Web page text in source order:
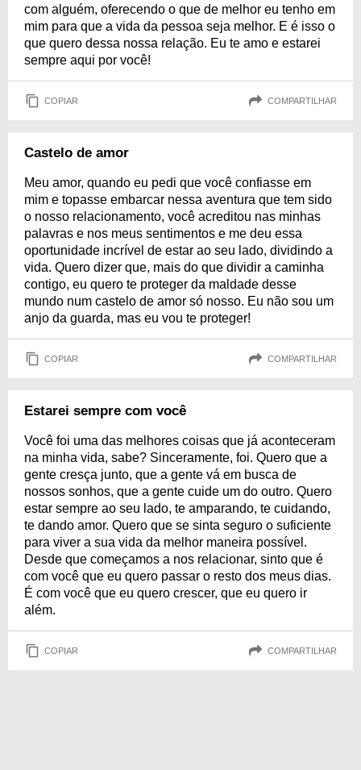
com alguém, oferecendo o que de melhor eu tenho em
mim para que a vida da pessoa seja melhor. E é isso o
que quero dessa nossa relação. Eu te amo e estarei
sempre aqui por você!
COPIAR COMPARTILHAR
Castelo de amor
Meu amor, quando eu pedi que você confiasse em
mim e topasse embarcar nessa aventura que tem sido
o nosso relacionamento, você acreditou nas minhas
palavras e nos meus sentimentos e me deu essa
oportunidade incrível de estar ao seu lado, dividindo a
vida. Quero dizer que, mais do que dividir a caminha
contigo, eu quero te proteger da maldade desse
mundo num castelo de amor só nosso. Eu não sou um
anjo da guarda, mas eu vou te proteger!
COPIAR COMPARTILHAR
Estarei sempre com você
Você foi uma das melhores coisas que já aconteceram
na minha vida, sabe? Sinceramente, foi. Quero que a
gente cresça junto, que a gente vá em busca de
nossos sonhos, que a gente cuide um do outro. Quero
estar sempre ao seu lado, te amparando, te cuidando,
te dando amor. Quero que se sinta seguro o suficiente
para viver a sua vida da melhor maneira possível.
Desde que começamos a nos relacionar, sinto que é
com você que eu quero passar o resto dos meus dias.
É com você que eu quero crescer, que eu quero ir
além.
COPIAR COMPARTILHAR